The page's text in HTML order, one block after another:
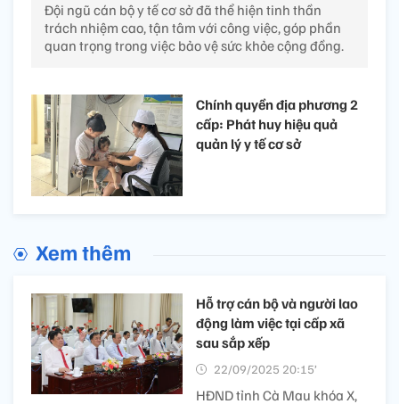
Đội ngũ cán bộ y tế cơ sở đã thể hiện tinh thần
trách nhiệm cao, tận tâm với công việc, góp phần
quan trọng trong việc bảo vệ sức khỏe cộng đồng.
Chính quyền địa phương 2
cấp: Phát huy hiệu quả
quản lý y tế cơ sở
Xem thêm
Hỗ trợ cán bộ và người lao
động làm việc tại cấp xã
sau sắp xếp
22/09/2025 20:15’
HĐND tỉnh Cà Mau khóa X,